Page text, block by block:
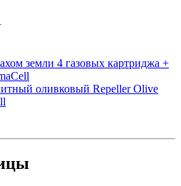
земли 4 газовых картриджа +
оливковый Repeller Olive